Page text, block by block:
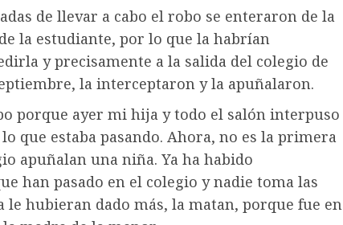
de llevar a cabo el robo se enteraron de la
la estudiante, por lo que la habrían
y precisamente a la salida del colegio de
la interceptaron y la apuñalaron.
porque ayer mi hija y todo el salón interpuso
que estaba pasando. Ahora, no es la primera
apuñalan una niña. Ya ha habido
han pasado en el colegio y nadie toma las
le hubieran dado más, la matan, porque fue en